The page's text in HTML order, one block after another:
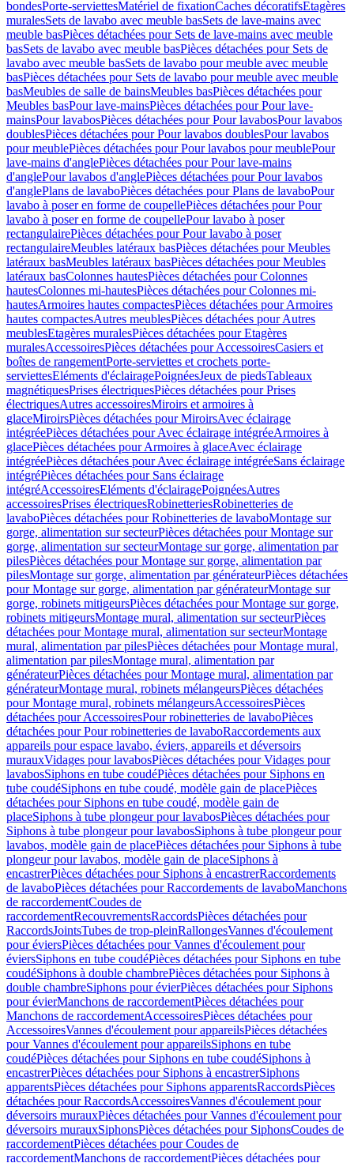
bondesPorte-serviettesMatériel de fixationCaches décoratifsEtagères
muralesSets de lavabo avec meuble basSets de lave-mains avec
meuble basPièces détachées pour Sets de lave-mains avec meuble
basSets de lavabo avec meuble basPièces détachées pour Sets de
lavabo avec meuble basSets de lavabo pour meuble avec meuble
basPièces détachées pour Sets de lavabo pour meuble avec meuble
basMeubles de salle de bainsMeubles basPièces détachées pour
Meubles basPour lave-mainsPièces détachées pour Pour lave-
mainsPour lavabosPièces détachées pour Pour lavabosPour lavabos
doublesPièces détachées pour Pour lavabos doublesPour lavabos
pour meublePièces détachées pour Pour lavabos pour meublePour
lave-mains d'anglePièces détachées pour Pour lave-mains
d'anglePour lavabos d'anglePièces détachées pour Pour lavabos
d'anglePlans de lavaboPièces détachées pour Plans de lavaboPour
lavabo à poser en forme de coupellePièces détachées pour Pour
lavabo à poser en forme de coupellePour lavabo à poser
rectangulairePièces détachées pour Pour lavabo à poser
rectangulaireMeubles latéraux basPièces détachées pour Meubles
latéraux basMeubles latéraux basPièces détachées pour Meubles
latéraux basColonnes hautesPièces détachées pour Colonnes
hautesColonnes mi-hautesPièces détachées pour Colonnes mi-
hautesArmoires hautes compactesPièces détachées pour Armoires
hautes compactesAutres meublesPièces détachées pour Autres
meublesEtagères muralesPièces détachées pour Etagères
muralesAccessoiresPièces détachées pour AccessoiresCasiers et
boîtes de rangementPorte-serviettes et crochets porte-
serviettesEléments d'éclairagePoignéesJeux de piedsTableaux
magnétiquesPrises électriquesPièces détachées pour Prises
électriquesAutres accessoiresMiroirs et armoires à
glaceMiroirsPièces détachées pour MiroirsAvec éclairage
intégréePièces détachées pour Avec éclairage intégréeArmoires à
glacePièces détachées pour Armoires à glaceAvec éclairage
intégréePièces détachées pour Avec éclairage intégréeSans éclairage
intégréPièces détachées pour Sans éclairage
intégréAccessoiresEléments d'éclairagePoignéesAutres
accessoiresPrises électriquesRobinetteriesRobinetteries de
lavaboPièces détachées pour Robinetteries de lavaboMontage sur
gorge, alimentation sur secteurPièces détachées pour Montage sur
gorge, alimentation sur secteurMontage sur gorge, alimentation par
pilesPièces détachées pour Montage sur gorge, alimentation par
pilesMontage sur gorge, alimentation par générateurPièces détachées
pour Montage sur gorge, alimentation par générateurMontage sur
gorge, robinets mitigeursPièces détachées pour Montage sur gorge,
robinets mitigeursMontage mural, alimentation sur secteurPièces
détachées pour Montage mural, alimentation sur secteurMontage
mural, alimentation par pilesPièces détachées pour Montage mural,
alimentation par pilesMontage mural, alimentation par
générateurPièces détachées pour Montage mural, alimentation par
générateurMontage mural, robinets mélangeursPièces détachées
pour Montage mural, robinets mélangeursAccessoiresPièces
détachées pour AccessoiresPour robinetteries de lavaboPièces
détachées pour Pour robinetteries de lavaboRaccordements aux
appareils pour espace lavabo, éviers, appareils et déversoirs
murauxVidages pour lavabosPièces détachées pour Vidages pour
lavabosSiphons en tube coudéPièces détachées pour Siphons en
tube coudéSiphons en tube coudé, modèle gain de placePièces
détachées pour Siphons en tube coudé, modèle gain de
placeSiphons à tube plongeur pour lavabosPièces détachées pour
Siphons à tube plongeur pour lavabosSiphons à tube plongeur pour
lavabos, modèle gain de placePièces détachées pour Siphons à tube
plongeur pour lavabos, modèle gain de placeSiphons à
encastrerPièces détachées pour Siphons à encastrerRaccordements
de lavaboPièces détachées pour Raccordements de lavaboManchons
de raccordementCoudes de
raccordementRecouvrementsRaccordsPièces détachées pour
RaccordsJointsTubes de trop-pleinRallongesVannes d'écoulement
pour éviersPièces détachées pour Vannes d'écoulement pour
éviersSiphons en tube coudéPièces détachées pour Siphons en tube
coudéSiphons à double chambrePièces détachées pour Siphons à
double chambreSiphons pour évierPièces détachées pour Siphons
pour évierManchons de raccordementPièces détachées pour
Manchons de raccordementAccessoiresPièces détachées pour
AccessoiresVannes d'écoulement pour appareilsPièces détachées
pour Vannes d'écoulement pour appareilsSiphons en tube
coudéPièces détachées pour Siphons en tube coudéSiphons à
encastrerPièces détachées pour Siphons à encastrerSiphons
apparentsPièces détachées pour Siphons apparentsRaccordsPièces
détachées pour RaccordsAccessoiresVannes d'écoulement pour
déversoirs murauxPièces détachées pour Vannes d'écoulement pour
déversoirs murauxSiphonsPièces détachées pour SiphonsCoudes de
raccordementPièces détachées pour Coudes de
raccordementManchons de raccordementPièces détachées pour